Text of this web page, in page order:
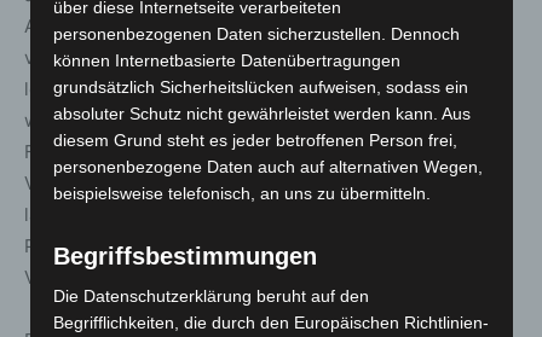
Auffahren, aufgefallen. Eine 56 Jahre alte Mitfahrerin
verstarb noch am Unfallort. Ein 8-jähriges Kind erlitt
lebensgefährliche Verletzungen. Eine 37 Jahre alte
weitere Mitfahrerin erlitt schwere Verletzungen. Der
Fahrer und der gleichaltrige Beifahrer erlitten leichte
Verletzungen. Für die medizinische Versorgung vor Ort
landete ein Rettungshubschrauber. Die verletzten
Personen wurden für eine weitere medizinische
Versorgung in Krankenhäuser transportiert.
über diese Internetseite verarbeiteten
personenbezogenen Daten sicherzustellen. Dennoch
können Internetbasierte Datenübertragungen
grundsätzlich Sicherheitslücken aufweisen, sodass ein
absoluter Schutz nicht gewährleistet werden kann. Aus
diesem Grund steht es jeder betroffenen Person frei,
personenbezogene Daten auch auf alternativen Wegen,
beispielsweise telefonisch, an uns zu übermitteln.
Begriffsbestimmungen
Die Datenschutzerklärung beruht auf den
Begrifflichkeiten, die durch den Europäischen Richtlinien-